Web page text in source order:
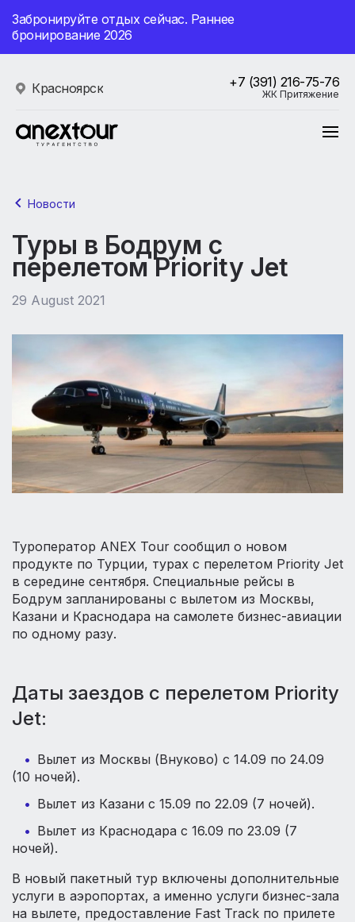
Забронируйте отдых сейчас. Раннее
бронирование 2026
Красноярск +7 (391) 216-75-76
ЖК Притяжение
Новости
Туры в Бодрум с
перелетом Priority Jet
29 August 2021
Туроператор ANEX Tour сообщил о новом
продукте по Турции, турах с перелетом Priority Jet
в середине сентября. Специальные рейсы в
Бодрум запланированы с вылетом из Москвы,
Казани и Краснодара на самолете бизнес-авиации
по одному разу.
Даты заездов с перелетом Priority
Jet:
Вылет из Москвы (Внуково) с 14.09 по 24.09
(10 ночей).
Вылет из Казани с 15.09 по 22.09 (7 ночей).
Вылет из Краснодара с 16.09 по 23.09 (7
ночей).
В новый пакетный тур включены дополнительные
услуги в аэропортах, а именно услуги бизнес-зала
на вылете, предоставление Fast Track по прилете